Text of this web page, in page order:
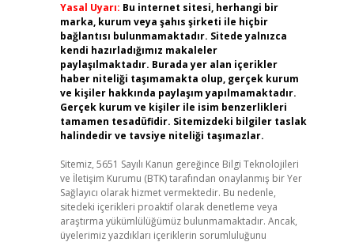
Yasal Uyarı: Bu internet sitesi, herhangi bir
marka, kurum veya şahıs şirketi ile hiçbir
bağlantısı bulunmamaktadır. Sitede yalnızca
kendi hazırladığımız makaleler
paylaşılmaktadır. Burada yer alan içerikler
haber niteliği taşımamakta olup, gerçek kurum
ve kişiler hakkında paylaşım yapılmamaktadır.
Gerçek kurum ve kişiler ile isim benzerlikleri
tamamen tesadüfidir. Sitemizdeki bilgiler taslak
halindedir ve tavsiye niteliği taşımazlar.
Sitemiz, 5651 Sayılı Kanun gereğince Bilgi Teknolojileri
ve İletişim Kurumu (BTK) tarafından onaylanmış bir Yer
Sağlayıcı olarak hizmet vermektedir. Bu nedenle,
sitedeki içerikleri proaktif olarak denetleme veya
araştırma yükümlülüğümüz bulunmamaktadır. Ancak,
üyelerimiz yazdıkları içeriklerin sorumluluğunu